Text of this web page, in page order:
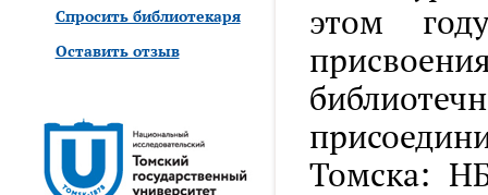
Спросить библиотекаря
Оставить отзыв
этом
Томска: